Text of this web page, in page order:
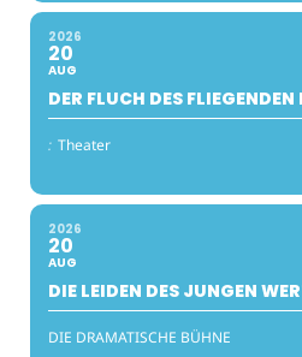
2026
20
AUG
DER FLUCH DES
: Theater
2026
20
AUG
DIE LEIDEN DES JUNGEN
DIE DRAMATISCHE BÜHNE